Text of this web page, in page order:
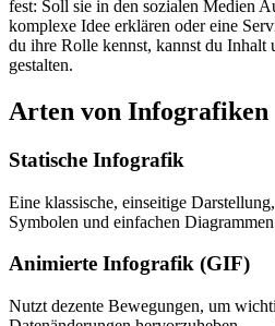
fest: Soll sie in den sozialen Medien
komplexe Idee erklären oder eine
du ihre Rolle kennst, kannst du Inhalt
gestalten.
Arten von Infografiken
Statische Infografik
Eine klassische, einseitige
Symbolen und einfachen
Animierte Infografik (GIF)
Nutzt dezente Bewegungen, um